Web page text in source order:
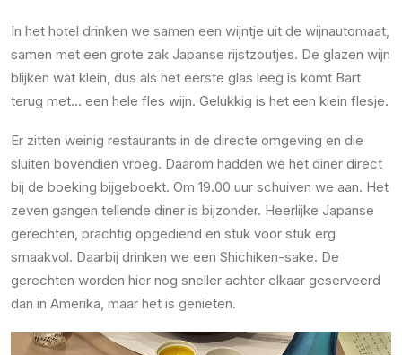
In het hotel drinken we samen een wijntje uit de wijnautomaat,
samen met een grote zak Japanse rijstzoutjes. De glazen wijn
blijken wat klein, dus als het eerste glas leeg is komt Bart
terug met… een hele fles wijn. Gelukkig is het een klein flesje.
Er zitten weinig restaurants in de directe omgeving en die
sluiten bovendien vroeg. Daarom hadden we het diner direct
bij de boeking bijgeboekt. Om 19.00 uur schuiven we aan. Het
zeven gangen tellende diner is bijzonder. Heerlijke Japanse
gerechten, prachtig opgediend en stuk voor stuk erg
smaakvol. Daarbij drinken we een Shichiken-sake. De
gerechten worden hier nog sneller achter elkaar geserveerd
dan in Amerika, maar het is genieten.